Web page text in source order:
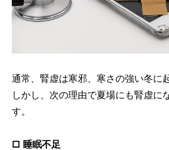
通常、腎虚は寒邪、寒さの強い冬に
しかし、次の理由で夏場にも腎虚に
す。
□ 睡眠不足